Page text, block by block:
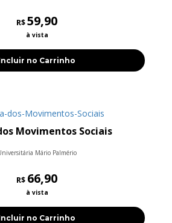
R$59,90
à vista
no Carrinho
Movimentos Sociais
Mário Palmério
R$ 66,90
à vista
no Carrinho